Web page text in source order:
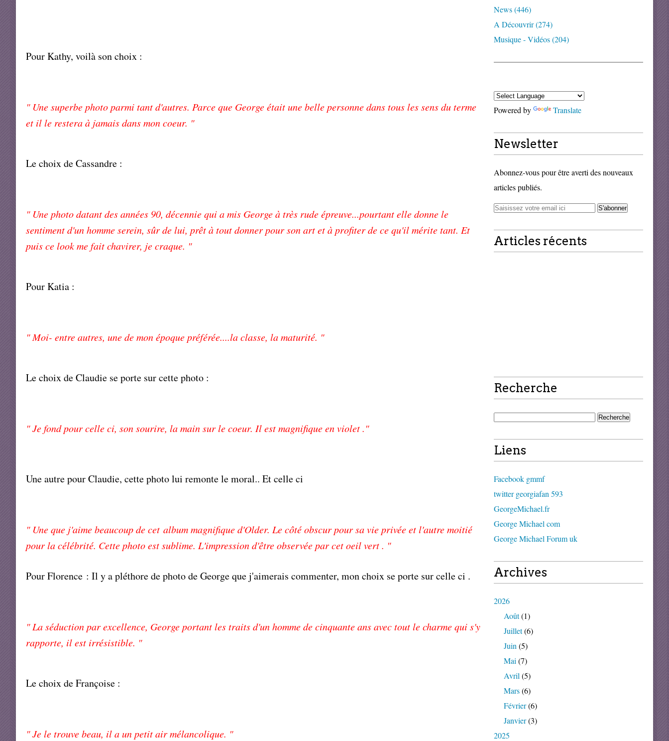
Pour Kathy, voilà son choix :
" Une superbe photo parmi tant d'autres. Parce que George était une belle personne dans tous les sens du terme
et il le restera à jamais dans mon coeur. "
Le choix de Cassandre :
" Une photo datant des années 90, décennie qui a mis George à très rude épreuve...pourtant elle donne le
sentiment d'un homme serein, sûr de lui, prêt à tout donner pour son art et à profiter de ce qu'il mérite tant. Et
puis ce look me fait chavirer, je craque. "
Pour Katia :
" Moi- entre autres, une de mon époque préférée....la classe, la maturité. "
Le choix de Claudie se porte sur cette photo :
" Je fond pour celle ci, son sourire, la main sur le coeur. Il est magnifique en violet ."
Une autre pour Claudie, cette photo lui remonte le moral.. Et celle ci
" Une que j'aime beaucoup de cet album magnifique d'Older. Le côté obscur pour sa vie privée et l'autre moitié
pour la célébrité. Cette photo est sublime. L'impression d'être observée par cet oeil vert . "
Pour Florence : Il y a pléthore de photo de George que j'aimerais commenter, mon choix se porte sur celle ci .
" La séduction par excellence, George portant les traits d'un homme de cinquante ans avec tout le charme qui s'y
rapporte, il est irrésistible. "
Le choix de Françoise :
" Je le trouve beau, il a un petit air mélancolique. "
News (446)
A Découvrir (274)
Musique - Vidéos (204)
Powered by Translate
Newsletter
Abonnez-vous pour être averti des nouveaux
articles publiés.
Articles récents
Recherche
Liens
Facebook gmmf
twitter georgiafan 593
GeorgeMichael.fr
George Michael com
George Michael Forum uk
Archives
2026
Août(1)
Juillet(6)
Juin (5)
Mai (7)
Avril (5)
Mars(6)
Février(6)
Janvier(3)
2025